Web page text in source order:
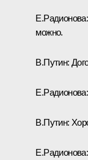
Е.Радионова:
можно.
В.Путин:
Е.Радионова:
В.Путин:
Е.Радионова: